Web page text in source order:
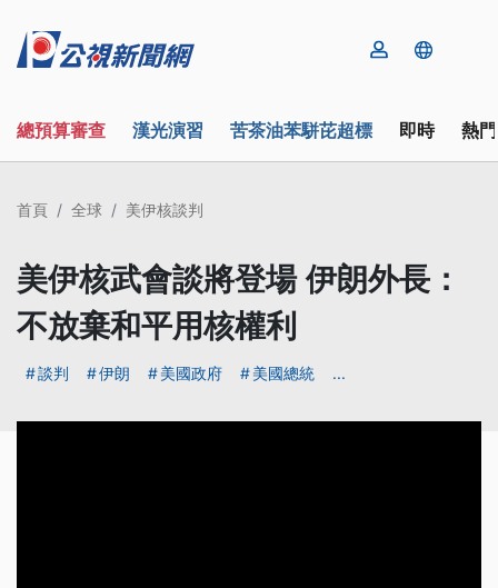
總預算審查 漢光演習 苦茶油苯駢芘超標 即時 熱
首頁 全球 美伊核談判
美伊核武會談將登場 伊朗外長：
不放棄和平用核權利
談判 伊朗 美國政府 美國總統 ...